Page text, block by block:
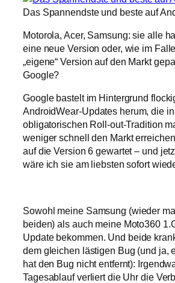
Das Spannendste und beste auf
Motorola, Acer, Samsung: sie alle
eine neue Version oder, wie im
„eigene“ Version auf den Markt
Google?
Google bastelt im Hintergrund
AndroidWear-Updates herum, die
obligatorischen Roll-out-Tradition
weniger schnell den Markt
auf die Version 6 gewartet – und
wäre ich sie am liebsten sofort
Sowohl meine Samsung (wieder
beiden) als auch meine Moto360
Update bekommen. Und beide
dem gleichen lästigen Bug (und ja,
hat den Bug nicht entfernt):
Tagesablauf verliert die Uhr die